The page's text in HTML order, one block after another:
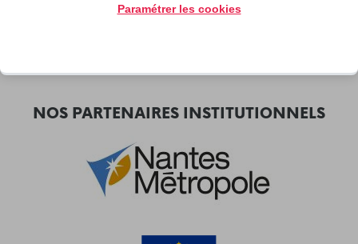
NOS PARTENAIRES INSTITUTIONNELS
Paramétrer les cookies